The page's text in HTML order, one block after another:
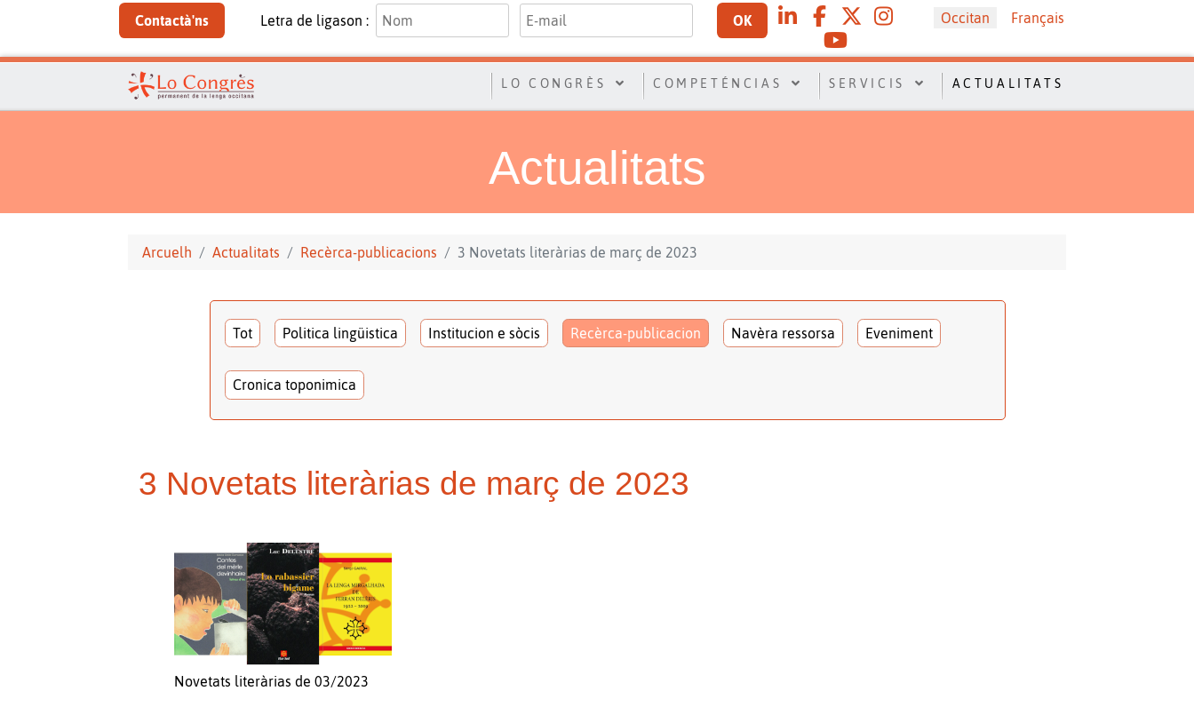
Contactà'ns Letra de ligason : OK Sélectionnez votre langue
Occitan Français
LO CONGRÈS COMPETÉNCIAS SERVICIS ACTUALITATS
Actualitats
Arcuelh Actualitats Recèrca-publicacions 3 Novetats literàrias de març de 2023
Tot Politica lingüistica Institucion e sòcis Recèrca-publicacion Navèra ressorsa Eveniment
Cronica toponimica
3 Novetats literàrias de març de 2023
Novetats literàrias de 03/2023